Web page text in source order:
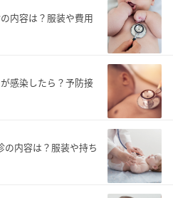
内容は？服装や費用
感染したら？予防接
の内容は？服装や持ち